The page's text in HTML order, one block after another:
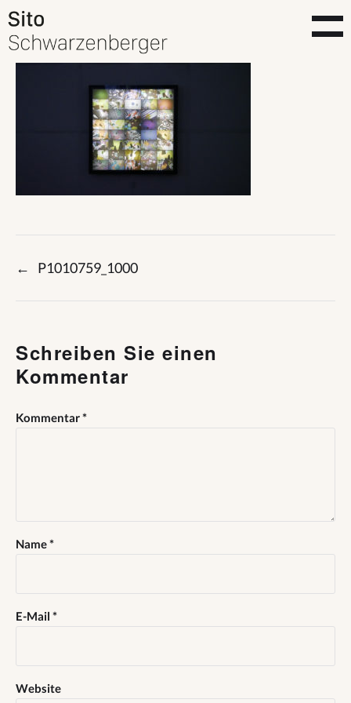
← P1010759_1000
Schreiben Sie einen
Kommentar
Kommentar*
Name*
E-Mail *
Website